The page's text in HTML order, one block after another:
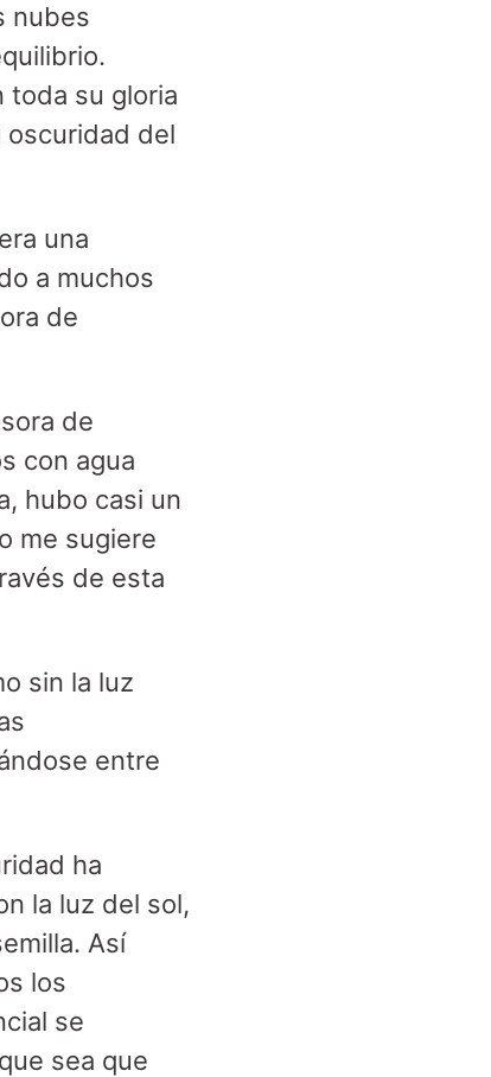
nubes
toda su gloria
oscuridad del
una
a muchos
de
de
con agua
hubo casi un
me sugiere
de esta
sin la luz
entre
ha
la luz del sol,
Así
los
se
sea que